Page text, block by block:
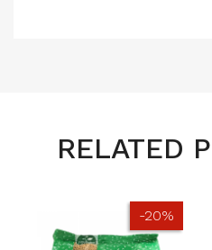
RELATED
-20%